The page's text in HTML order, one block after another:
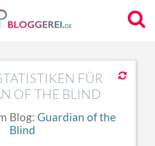
FÜR
OF THE BLIND
Blog: Guardian of the
Blind